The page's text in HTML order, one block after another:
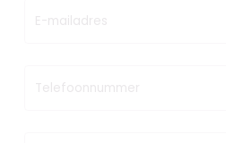
E-mailadres
Telefoonnummer